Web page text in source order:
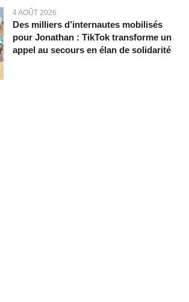
4 AOÛT 2026
Des milliers d’internautes mobilisés
pour Jonathan : TikTok transforme un
appel au secours en élan de solidarité